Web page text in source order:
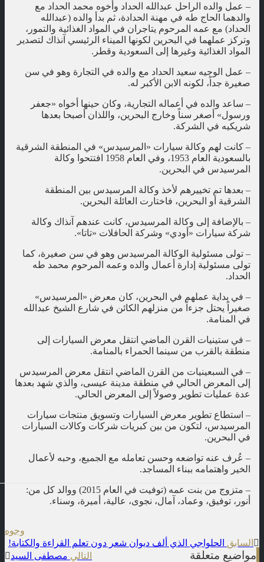
– عمل والده الراحل عبدالله الحداد وأخوه محمد الحداد مع
والدهما الحاج طه في مهنة الحدادة، ثم بدأ والده (عبدالله
الحداد) مع عمه المرحوم يتاجران في المواد الغذائية والتمور،
وتركز عملهما في البحرين لكونها الميناء الرئيسي آنذاك لتصدير
المواد الغذائية وغيرها إلى السعودية وقطر.
– عمل الوجيه سعيد الحداد مع والده في التجارة وهو في سن
صغيرة جداً، لكونه الابن الأكبر له.
– ساعد والده في أعماله التجارية، وكان حينها أخواه «جعفر
ورسول» أصغر سناً وخارج البحرين، واللذان أصبحا بعدها
شريكيه في الشركة.
– كانت لهم وكالة سيارات «المرسيدس» في المنطقة الشرقية
بالسعودية العام 1953، وفي العام 1958 افتتحوا وكالة
المرسيدس في البحرين.
– بعدها تم تخييرهم لأخذ وكالة المرسيدس بين المنطقة
الشرقية أو البحرين، فاختارت العائلة البحرين.
– بالإضافة إلى وكالة المرسيدس، كانت عندهم آنذاك وكالة
شركة سيارات «أودي» وشركة الحافلات «تاتا».
– تولى مسئولية الوكالة المرسيدس وهو في سن صغيرة، كما
تولى مسئولية إدارة أعمال والده وعمه المرحوم محمد طه
الحداد.
– في بداية عملهم في البحرين، كان معرض «المرسيدس»
صغيراً يحتل جزءاً من منزلهم الكائن في شارع الشيخ عبدالله
في المنامة.
– في ستينيات القرن الماضي انتقل معرض السيارات إلى
منطقة بالقرب من سينما الحمراء بالمنامة.
– في السبعينيات من القرن الماضي انتقل معرض المرسيدس
إلى المعرض الحالي في منطقة مدينة عيسى، والذي شهد بعدها
عدة عمليات تطوير وصولاً إلى المعرض الحالي.
– استطاع تطوير معرض السيارات وتسويق منتجات سيارات
المرسيدس، لتكون من بين كبريات شركات وكالات السيارات
في البحرين.
– عُرف عنه تواضعه وحسن تعامله مع الجميع، وحبه لأعمال
الخير واهتمامه ببناء المساجد.
– متزوج من بنت عمه (توفيت في العام 2015) ووالد كل من:
أنور، توفيق، وعماد، آمال، نجوى، عالية، أميرة، وسناء.
وجوه
السابق الحلواجي الذي ألف ديوان شعر دون تعلم القراءة والكتابة!
التالي مصطفى السيد مواضيع متعلقة